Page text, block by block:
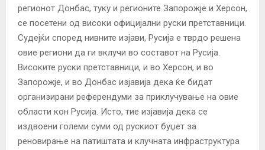
регионот Донбас, туку и регионите Запорожје и Херсон,
се посетени од високи официјални руски претставници.
Судејќи според нивните изјави, Русија е тврдо решена
овие региони да ги вклучи во составот на Русија.
Високите руски претставници, и во Херсон, и во
Запорожје, и во Донбас изјавија дека ќе бидат
организирани референдуми за приклучување на овие
области кон Русија. Исто, тие изјавија дека се
издвоени големи суми од рускиот буџет за
реновирање на патиштата и клучната инфраструктура